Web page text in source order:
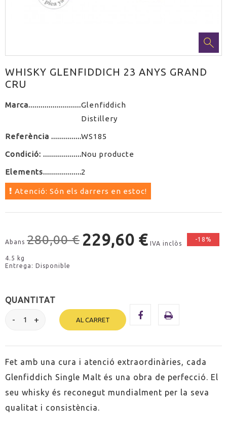
WHISKY GLENFIDDICH 23 ANYS GRAND
CRU
Marca
Glenfiddich
Distillery
Referència WS185
Condició: Nou producte
Elements 2
Atenció: Són els darrers en estoc!
Abans 280,00 € 229,60 € IVA inclòs
-18%
4.5 kg
Entrega: Disponible
QUANTITAT
AL CARRET
Fet amb una cura i atenció extraordinàries, cada
Glenfiddich Single Malt és una obra de perfecció. El
seu whisky és reconegut mundialment per la seva
qualitat i consistència.